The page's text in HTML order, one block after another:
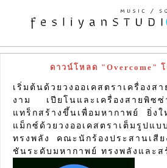
ดาวน์โหลด "Overcome" โ
เริ่มต้นด้วยวงออเคสตราเครื่องสา
งาม เปียโนและเครื่องสายพิซซ่
แทร็กสร้างขึ้นเพื่อมหากาพย์ ยิ่ง
แม็กซ์ด้วยวงออเคสตราเต็มรูปแบ
ทรงพลัง คณะนักร้องประสานเสีย
ชันระดับมหากาพย์ ทรงพลังและส